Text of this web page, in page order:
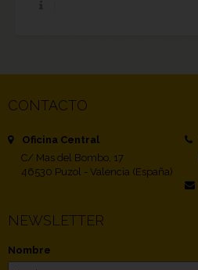
CONTACTO
Oficina Central
C/ Mas del Bombo, 17
46530 Puzol - Valencia (España)
NEWSLETTER
Nombre